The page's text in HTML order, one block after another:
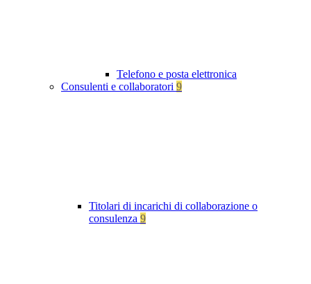
Telefono e posta elettronica
Consulenti e collaboratori 9
Titolari di incarichi di collaborazione o
consulenza 9